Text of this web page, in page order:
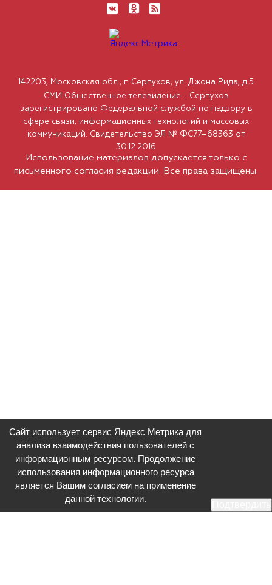
Использование материалов допускается только с
письменного согласия редакции. Все права защищены.
142203, Московская обл., г. Серпухов, ул. Джона Рида, д.5
СМИ Общественное телевидение - Серпухов
зарегистрировано Федеральной службой по надзору в
сфере связи, информационных технологий и массовых
коммуникаций. Свидетельство ЭЛ № ФС77–68363 от
30.12.2016
Сайт использует сервис Яндекс Метрика для
анализа взаимодействия пользователей с
информационным ресурсом. Продолжение
использования информационного ресурса
является Вашим согласием на применение
данной технологии.